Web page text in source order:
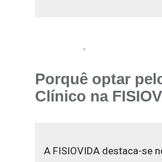
Porquê optar
Clínico na
A FISIOVIDA destaca-se